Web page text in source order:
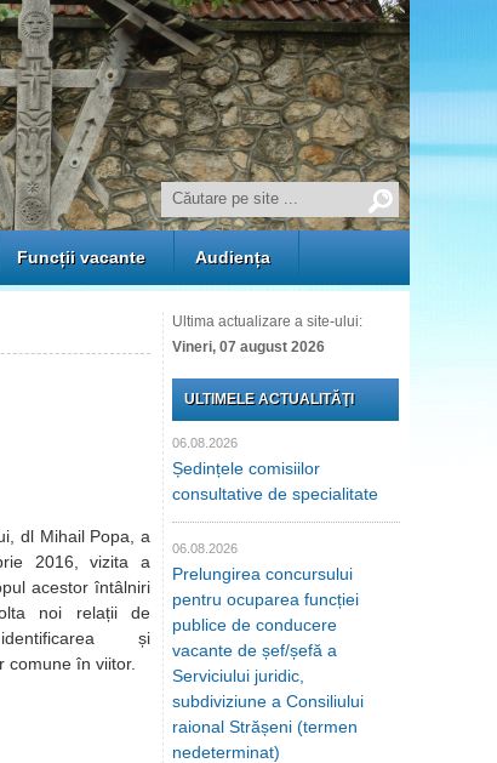
Funcții vacante Audiența
dl Mihail Popa, a
2016, vizita a
acestor întâlniri
noi relații de
și
comune în viitor.
Ultima actualizare a site-ului:
Vineri, 07 august 2026
ULTIMELE ACTUALITĂŢI
06.08.2026
Ședințele comisiilor
consultative de specialitate
06.08.2026
Prelungirea concursului
pentru ocuparea funcției
publice de conducere
vacante de șef/șefă a
Serviciului juridic,
subdiviziune a Consiliului
raional Strășeni (termen
nedeterminat)